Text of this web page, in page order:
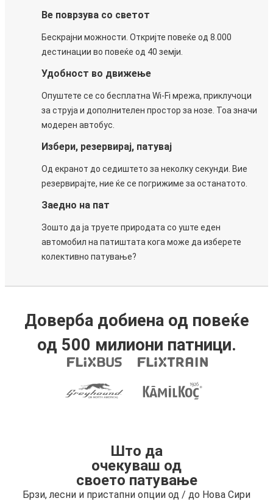
Ве поврзува со светот
Бескрајни можности. Откријте повеќе од 8.000
дестинации во повеќе од 40 земји.
Удобност во движење
Опуштете се со бесплатна Wi-Fi мрежа, приклучоци
за струја и дополнителен простор за нозе. Тоа значи
модерен автобус.
Избери, резервирај, патувај
Од екранот до седиштето за неколку секунди. Вие
резервирајте, ние ќе се погрижиме за останатото.
Заедно на пат
Зошто да ја труете природата со уште еден
автомобил на патиштата кога може да изберете
колективно патување?
Доверба добиена од повеќе
од 500 милиони патници.
Што да
очекуваш од
своето патување
Брзи, лесни и пристапни опции од / до Нова Сири